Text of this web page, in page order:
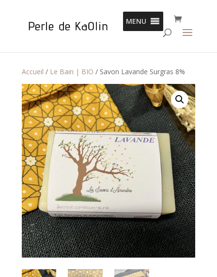
MENU
Accueil / Le Bain | BIO / Savon Lavande Surgras 8%